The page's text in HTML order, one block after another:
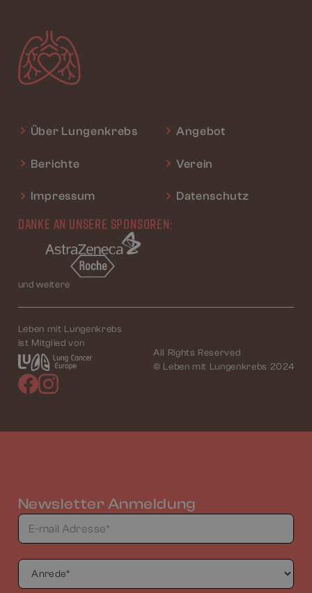
Über Lungenkrebs Angebot
Berichte Verein
Impressum Datenschutz
DANKE AN UNSERE SPONSOREN:
und weitere
Leben mit Lungenkrebs
ist Mitglied von
All Rights Reserved
© Leben mit Lungenkrebs 2024
Newsletter Anmeldung